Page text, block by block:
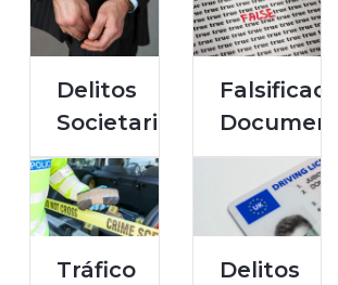
Delitos
Societarios
Tráfico
Delitos